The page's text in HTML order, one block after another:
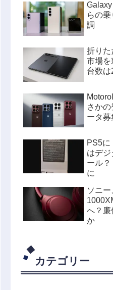
らの
調
折りた
市場を
台数は
さか
ータ募
PS5に
はデ
ール？
に
ソニ
へ？廉
か
カテゴリー